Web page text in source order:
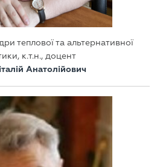
теплової та альтернативної
к.т.н., доцент
Анатолійович